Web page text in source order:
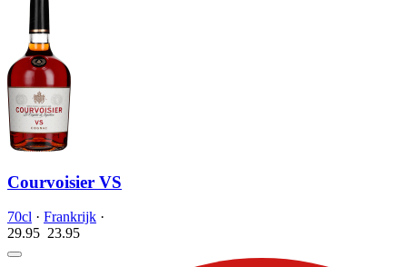
Courvoisier VS
70cl · Frankrijk ·
29.95 23.95